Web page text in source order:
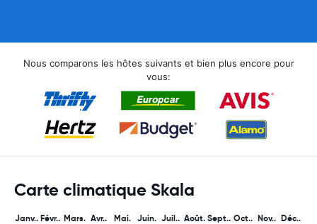
Nous comparons les hôtes suivants et bien plus encore pour
vous:
Carte climatique Skala
Janv.. Févr.. Mars. Avr.. Mai. Juin. Juil.. Août. Sept.. Oct.. Nov.. Déc..